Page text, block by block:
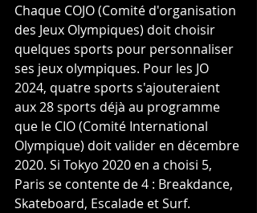
Chaque COJO (Comité d'organisation
des Jeux Olympiques) doit choisir
quelques sports pour personnaliser
ses jeux olympiques. Pour les JO
2024, quatre sports s'ajouteraient
aux 28 sports déjà au programme
que le CIO (Comité International
Olympique) doit valider en décembre
2020. Si Tokyo 2020 en a choisi 5,
Paris se contente de 4 : Breakdance,
Skateboard, Escalade et Surf.